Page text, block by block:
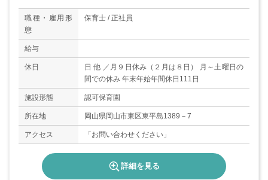
職種・雇用形
態
保育士 / 正社員
給与
休日
日 他 ／月９日休み（２月は８日） 月～土曜日の
間での休み 年末年始年間休日111日
施設形態 認可保育園
所在地 岡山県岡山市東区東平島1389－7
アクセス 「お問い合わせください」
詳細を見る